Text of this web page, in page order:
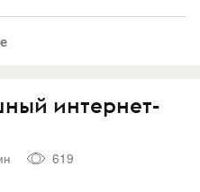
интернет-
619